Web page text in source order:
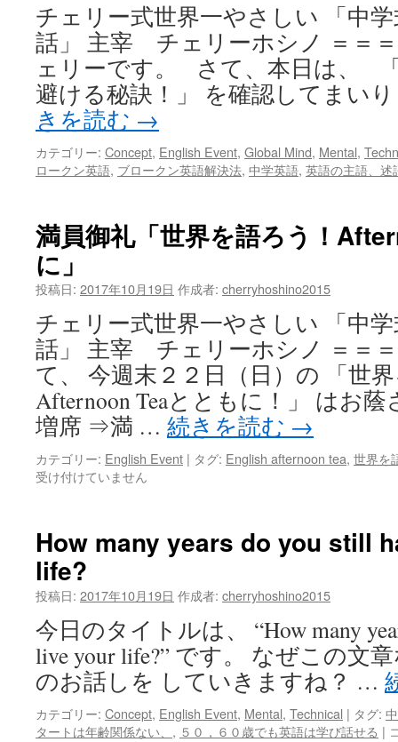
レ
ッ
ス
ン
後
Before/After
Part1
は
チェリー式世界一やさしい 「中
話」 主宰 チェリーホシノ ＝＝
ェリーです。 さて、本日は、
避ける秘訣！」 を確認してまい
きを読む →
カテゴリー: Concept, English Event, Global Mind, Mental,
ロークン英語, ブロークン英語解決法, 中学英語, 英語の主語、述
満員御礼「世界を語ろう！
に」
投稿日: 2017年10月19日 作成者: cherryhoshino2015
チェリー式世界一やさしい 「中
話」 主宰 チェリーホシノ ＝＝
て、 今週末２２日（日）の 「世
Afternoon Teaとともに！」 はお
増席 ⇒満 … 続きを読む →
カテゴリー: English Event | タグ: English afternoon tea, 世界を
受け付けていません
How many years do you still
life?
投稿日: 2017年10月19日 作成者: cherryhoshino2015
今日のタイトルは、 “How many
live your life?” です。 なぜこの文
のお話しを していきますね？ …
カテゴリー: Concept, English Event, Mental, Technical | タグ:
タートは年齢関係ない、 , ５０，６０歳でも英語は学び話せる |